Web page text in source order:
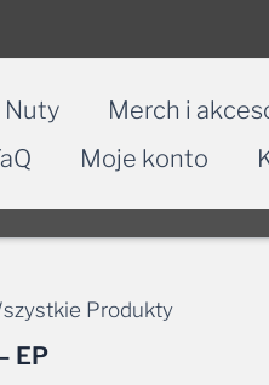
Nuty Merch i
Moje konto
Produkty
EP